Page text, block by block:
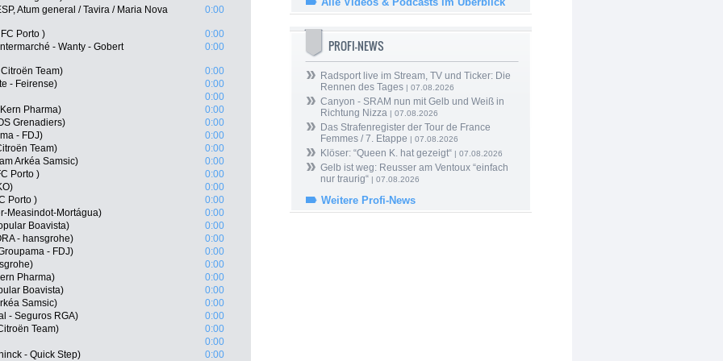
Atum general / Tavira / Maria Nova
0:00
Porto )
0:00
- Wanty - Gobert
0:00
Team)
0:00
- Feirense)
0:00
0:00
Pharma)
0:00
Grenadiers)
0:00
- FDJ)
0:00
Team)
0:00
Arkéa Samsic)
0:00
Porto )
0:00
0:00
Porto )
0:00
Measindot-Mortágua)
0:00
Boavista)
0:00
- hansgrohe)
0:00
- FDJ)
0:00
0:00
Pharma)
0:00
Boavista)
0:00
Samsic)
0:00
- Seguros RGA)
0:00
Team)
0:00
0:00
- Quick Step)
0:00
PROFI-NEWS
Radsport live im Stream, TV und Ticker: Die
Rennen des Tages | 07.08.2026
Canyon - SRAM nun mit Gelb und Weiß in
Richtung Nizza | 07.08.2026
Das Strafenregister der Tour de France
Femmes / 7. Etappe | 07.08.2026
Klöser: “Queen K. hat gezeigt“ | 07.08.2026
Gelb ist weg: Reusser am Ventoux “einfach
nur traurig“ | 07.08.2026
Weitere Profi-News